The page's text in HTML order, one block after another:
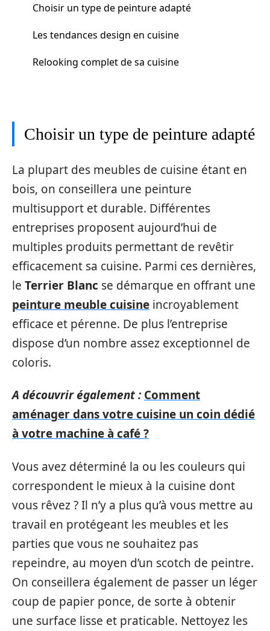
Choisir un type de peinture adapté
Les tendances design en cuisine
Relooking complet de sa cuisine
Choisir un type de peinture adapté
La plupart des meubles de cuisine étant en
bois, on conseillera une peinture
multisupport et durable. Différentes
entreprises proposent aujourd’hui de
multiples produits permettant de revêtir
efficacement sa cuisine. Parmi ces dernières,
le Terrier Blanc se démarque en offrant une
peinture meuble cuisine incroyablement
efficace et pérenne. De plus l’entreprise
dispose d’un nombre assez exceptionnel de
coloris.
A découvrir également : Comment
aménager dans votre cuisine un coin dédié
à votre machine à café ?
Vous avez déterminé la ou les couleurs qui
correspondent le mieux à la cuisine dont
vous rêvez ? Il n’y a plus qu’à vous mettre au
travail en protégeant les meubles et les
parties que vous ne souhaitez pas
repeindre, au moyen d’un scotch de peintre.
On conseillera également de passer un léger
coup de papier ponce, de sorte à obtenir
une surface lisse et praticable. Nettoyez les